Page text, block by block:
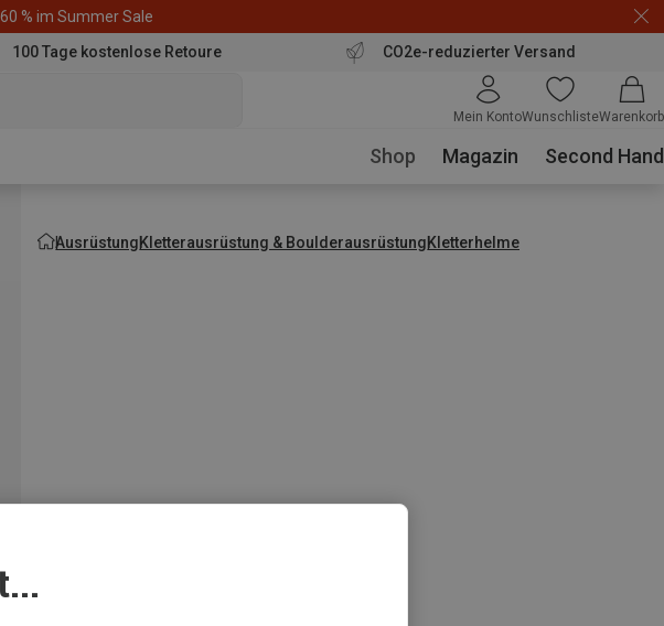
% im Summer Sale
100 Tage kostenlose Retoure CO2e-reduzierter Versand
Mein KontoWunschlisteWarenkorb
Shop Magazin Second Hand
AusrüstungKletterausrüstung & BoulderausrüstungKletterhelme